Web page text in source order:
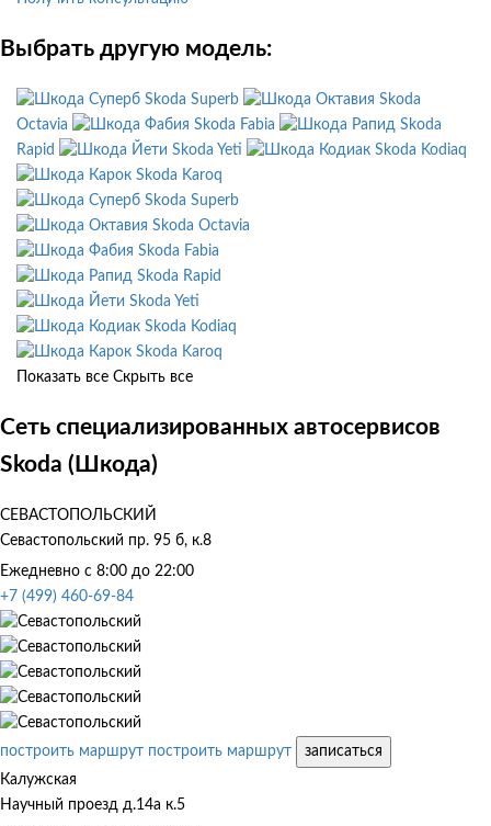
Выбрать другую модель:
Skoda Superb
Skoda
Octavia
Skoda Fabia
Skoda
Rapid
Skoda Yeti
Skoda Kodiaq
Skoda Karoq
Skoda Superb
Skoda Octavia
Skoda Fabia
Skoda Rapid
Skoda Yeti
Skoda Kodiaq
Skoda Karoq
Показать все Скрыть все
Сеть специализированных автосервисов
Skoda (Шкода)
СЕВАСТОПОЛЬСКИЙ
Севастопольский пр. 95 б, к.8
Ежедневно с 8:00 до 22:00
+7 (499) 460-69-84
построить маршрут построить маршрут
записаться
Калужская
Научный проезд д.14а к.5